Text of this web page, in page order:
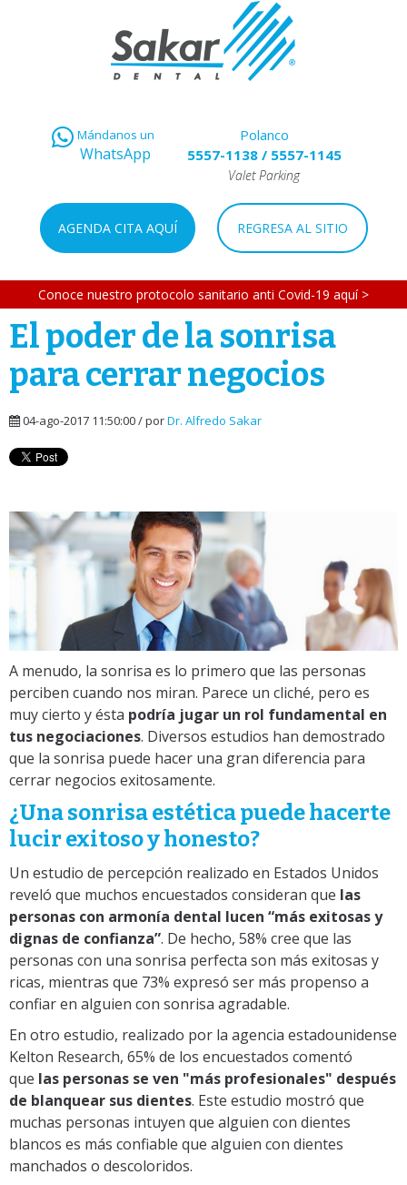
Mándanos un
WhatsApp
Polanco
5557-1138/ 5557-1145
Valet Parking
AGENDA CITA AQUÍ REGRESA AL SITIO
Conoce nuestro protocolo sanitario anti Covid-19 aquí >
El poder de la sonrisa
para cerrar negocios
04-ago-2017 11:50:00 / porDr. Alfredo Sakar
A menudo, la sonrisa es lo primero que las personas
perciben cuando nos miran. Parece un cliché, pero es
muy cierto y ésta podría jugar un rol fundamental en
tus negociaciones. Diversos estudios han demostrado
que la sonrisa puede hacer una gran diferencia para
cerrar negocios exitosamente.
¿Una sonrisa estética puede hacerte
lucir exitoso y honesto?
Un estudio de percepción realizado en Estados Unidos
reveló que muchos encuestados consideran que las
personas con armonía dental lucen “más exitosas y
dignas de confianza”. De hecho, 58% cree que las
personas con una sonrisa perfecta son más exitosas y
ricas, mientras que 73% expresó ser más propenso a
confiar en alguien con sonrisa agradable.
En otro estudio, realizado por la agencia estadounidense
Kelton Research, 65% de los encuestados comentó
que las personas se ven "más profesionales" después
de blanquear sus dientes. Este estudio mostró que
muchas personas intuyen que alguien con dientes
blancos es más confiable que alguien con dientes
manchados o descoloridos.